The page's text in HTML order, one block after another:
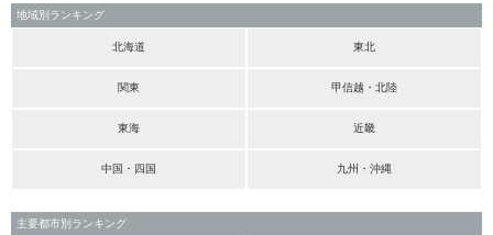
地域別ランキング
北海道 東北
関東 甲信越・北陸
東海 近畿
中国・四国 九州・沖縄
主要都市別ランキング